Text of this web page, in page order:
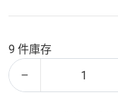
格：
$79.00。
9 件庫存
−
精
選
Alternative: